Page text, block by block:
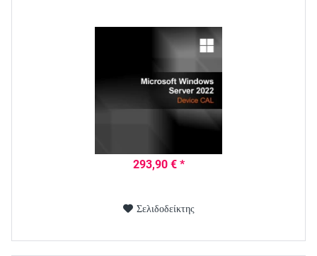
293,90 € *
Σελιδοδείκτης